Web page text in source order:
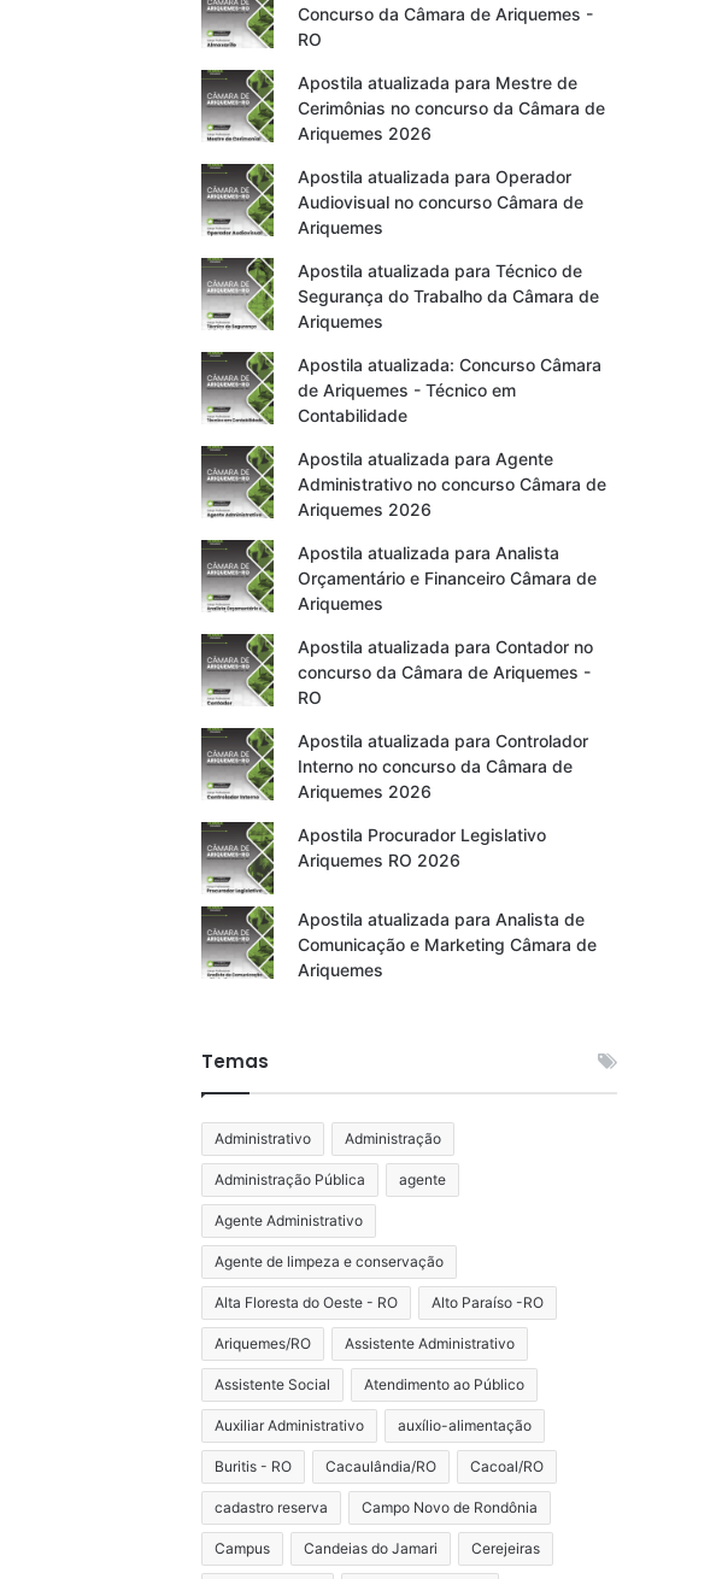
Concurso da Câmara de Ariquemes -
RO
Apostila atualizada para Mestre de
Cerimônias no concurso da Câmara de
Ariquemes 2026
Apostila atualizada para Operador
Audiovisual no concurso Câmara de
Ariquemes
Apostila atualizada para Técnico de
Segurança do Trabalho da Câmara de
Ariquemes
Apostila atualizada: Concurso Câmara
de Ariquemes - Técnico em
Contabilidade
Apostila atualizada para Agente
Administrativo no concurso Câmara de
Ariquemes 2026
Apostila atualizada para Analista
Orçamentário e Financeiro Câmara de
Ariquemes
Apostila atualizada para Contador no
concurso da Câmara de Ariquemes -
RO
Apostila atualizada para Controlador
Interno no concurso da Câmara de
Ariquemes 2026
Apostila Procurador Legislativo
Ariquemes RO 2026
Apostila atualizada para Analista de
Comunicação e Marketing Câmara de
Ariquemes
Temas
Administrativo Administração
Administração Pública agente
Agente Administrativo
Agente de limpeza e conservação
Alta Floresta do Oeste - RO Alto Paraíso -RO
Ariquemes/RO Assistente Administrativo
Assistente Social Atendimento ao Público
Auxiliar Administrativo auxílio-alimentação
Buritis - RO Cacaulândia/RO Cacoal/RO
cadastro reserva Campo Novo de Rondônia
Campus Candeias do Jamari Cerejeiras